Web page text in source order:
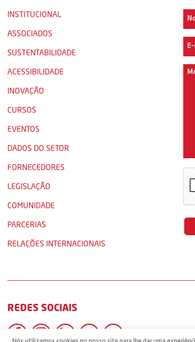
INSTITUCIONAL
ASSOCIADOS
SUSTENTABILIDADE
ACESSIBILIDADE
INOVAÇÃO
CURSOS
EVENTOS
DADOS DO SETOR
FORNECEDORES
LEGISLAÇÃO
COMUNIDADE
PARCERIAS
RELAÇÕES INTERNACIONAIS
REDES SOCIAIS